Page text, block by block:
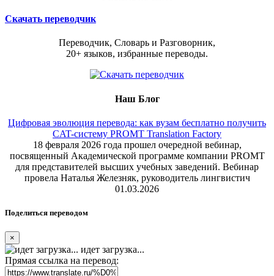
Скачать переводчик
Переводчик, Словарь и Разговорник,
20+ языков, избранные переводы.
Наш Блог
Цифровая эволюция перевода: как вузам бесплатно получить
CAT-систему PROMT Translation Factory
18 февраля 2026 года прошел очередной вебинар,
посвященный Академической программе компании PROMT
для представителей высших учебных заведений. Вебинар
провела Наталья Железняк, руководитель лингвистич
01.03.2026
Поделиться переводом
×
идет загрузка...
Прямая ссылка на перевод: